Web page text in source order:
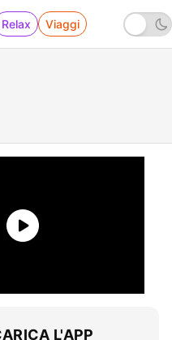
Relax Viaggi
L'APP